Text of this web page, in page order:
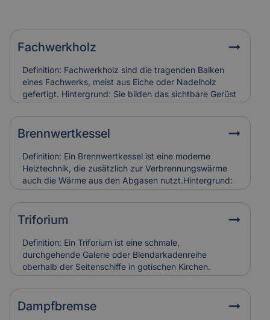
Fachwerkholz
Definition: Fachwerkholz sind die tragenden Balken
eines Fachwerks, meist aus Eiche oder Nadelholz
gefertigt. Hintergrund: Sie bilden das sichtbare Gerüst
der Konstruktion und sind durch Zapfen, Dübel oder
Verblattungen miteinander verbunden. Fachwerkholz
bestimmt Stabilität und Erscheinungsbild eines
oder Schädlingsbefall am Fachwerkholz führen zu
hohen Restaurierungskosten, die Versicherungen bei
denkmalgerechter Instandsetzung berücksichtigen.
Brennwertkessel
Definition: Ein Brennwertkessel ist eine moderne
Heiztechnik, die zusätzlich zur Verbrennungswärme
auch die Wärme aus den Abgasen nutzt.Hintergrund:
Dadurch arbeitet der Kessel besonders effizient und
spart Energie im Vergleich zu älteren Heizsystemen. In
Alt- und Denkmalgebäuden wird er häufig in
eingesetzt.Relevanz für Versicherung:
Brennwertkessel senken Betriebskosten, erfordern
aber eine regelmäßige Wartung. Schäden durch
Kondensat oder Abgasfehler werden in der
Gebäudeversicherung individuell bewertet.
Triforium
Definition: Ein Triforium ist eine schmale,
durchgehende Galerie oder Blendarkadenreihe
oberhalb der Seitenschiffe in gotischen Kirchen.
Hintergrund: Es dient vor allem der Gliederung der
Innenwand und trägt zur Lichtführung und optischen
Tiefe des Raumes bei. Relevanz für Versicherung:
Schäden an Triforien sind häufig schwer zugänglich
Dampfbremse